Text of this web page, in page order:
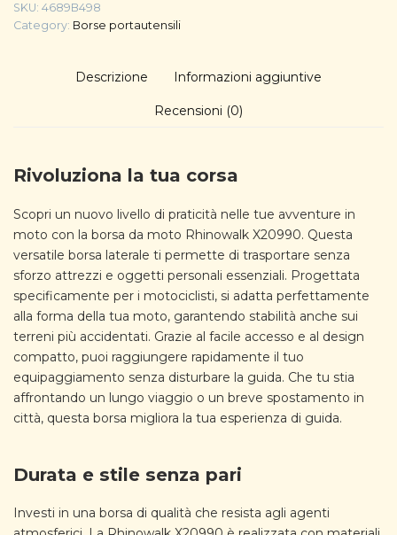
SKU: 4689B498
Category: Borse portautensili
Descrizione Informazioni aggiuntive
Recensioni (0)
Rivoluziona la tua corsa
Scopri un nuovo livello di praticità nelle tue avventure in
moto con la borsa da moto Rhinowalk X20990. Questa
versatile borsa laterale ti permette di trasportare senza
sforzo attrezzi e oggetti personali essenziali. Progettata
specificamente per i motociclisti, si adatta perfettamente
alla forma della tua moto, garantendo stabilità anche sui
terreni più accidentati. Grazie al facile accesso e al design
compatto, puoi raggiungere rapidamente il tuo
equipaggiamento senza disturbare la guida. Che tu stia
affrontando un lungo viaggio o un breve spostamento in
città, questa borsa migliora la tua esperienza di guida.
Durata e stile senza pari
Investi in una borsa di qualità che resista agli agenti